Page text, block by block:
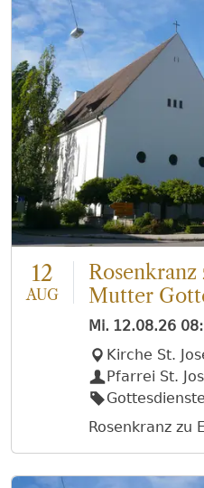
12
AUG
Mutter
Mi. 12.08.26
Kirche St.
Pfarrei St.
Rosenkranz zu